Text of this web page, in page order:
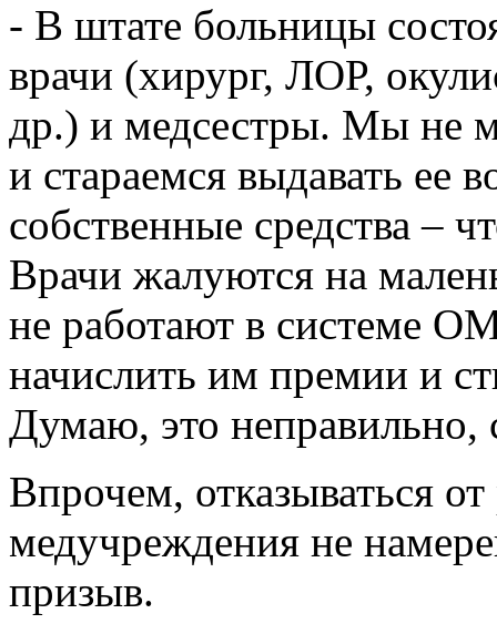
- В штате больницы
врачи (хирург, ЛОР,
др.) и медсестры. Мы не
и стараемся выдавать ее
собственные средства –
Врачи жалуются на
не работают в системе
начислить им премии и
Думаю, это
Впрочем, отказываться
медучреждения не
призыв.